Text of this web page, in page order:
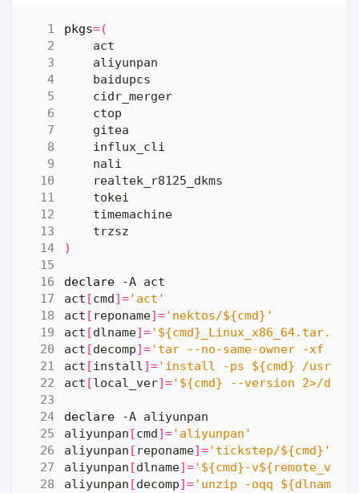
pkgs=(
)
declare
act [cmd ]='act'
act [ reponame]='nektos/${cmd}'
act [dlname]='${cmd}_Linux_x86_64.tar.gz'
act [decomp]='tar --no-same-owner -xf
act [install]='install -ps ${cmd} /usr/
act [local_ver]='${cmd} --version 2>/
declare
aliyunpan [cmd ]='aliyunpan'
aliyunpan [ reponame]='tickstep/${cmd}'
aliyunpan [dlname]='${cmd}-
aliyunpan [decomp]='unzip -oqq